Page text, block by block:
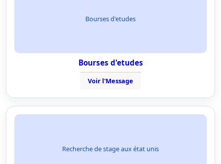
Bourses d'etudes
Bourses d'etudes
Voir l'Message
Recherche de stage aux état unis